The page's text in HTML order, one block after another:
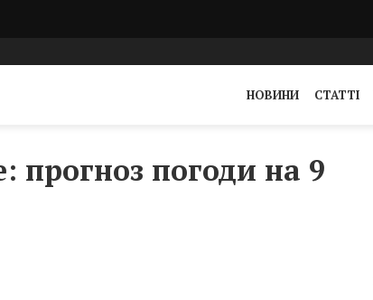
НОВИНИ СТАТТІ
погоди на 9